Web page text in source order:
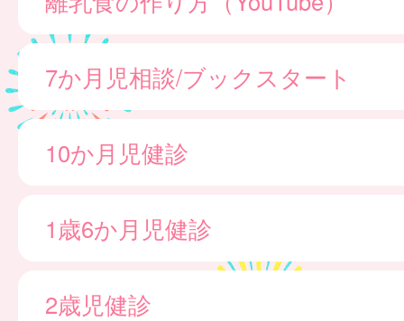
7か月児相談/ブックスタート
10か月児健診
1歳6か月児健診
2歳児健診